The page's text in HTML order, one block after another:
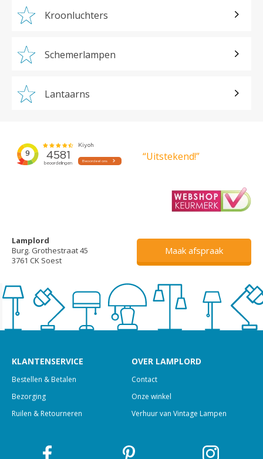
Kroonluchters
Schemerlampen
Lantaarns
“Uitstekend!”
Lamplord
Burg. Grothestraat 45
3761 CK Soest
Maak afspraak
KLANTENSERVICE
Bestellen & Betalen
Bezorging
Ruilen & Retourneren
OVER LAMPLORD
Contact
Onze winkel
Verhuur van Vintage Lampen